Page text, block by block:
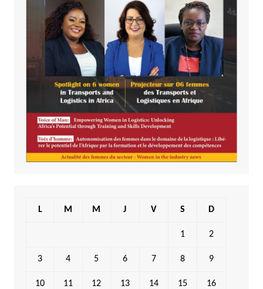
L M M J V S D
1 2
3 4 5 6 7 8 9
10 11 12 13 14 15 16